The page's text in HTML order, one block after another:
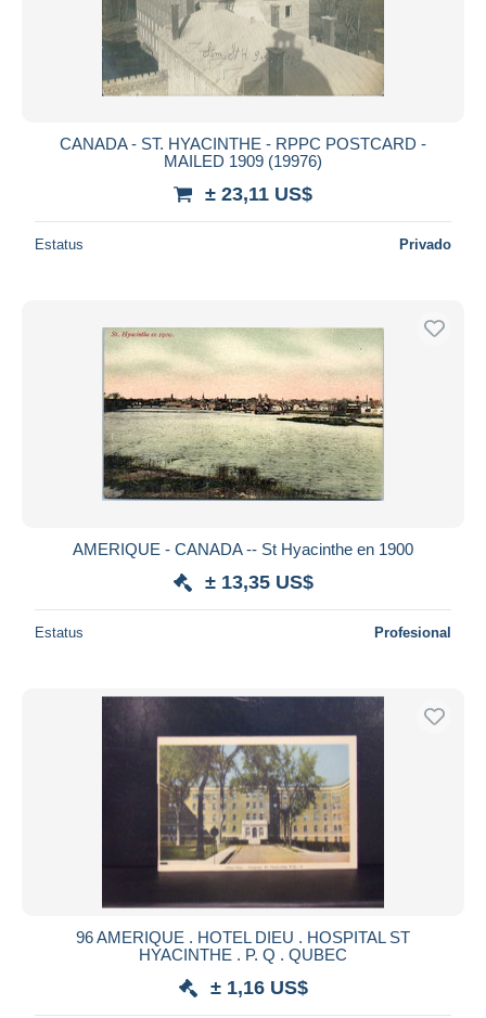
CANADA - ST. HYACINTHE - RPPC POSTCARD -
MAILED 1909 (19976)
± 23,11 US$
Estatus Privado
AMERIQUE - CANADA -- St Hyacinthe en 1900
± 13,35 US$
Estatus Profesional
96 AMERIQUE . HOTEL DIEU . HOSPITAL ST
HYACINTHE . P. Q . QUBEC
± 1,16 US$